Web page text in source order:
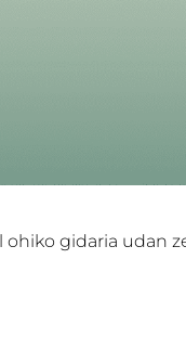
gidaria udan